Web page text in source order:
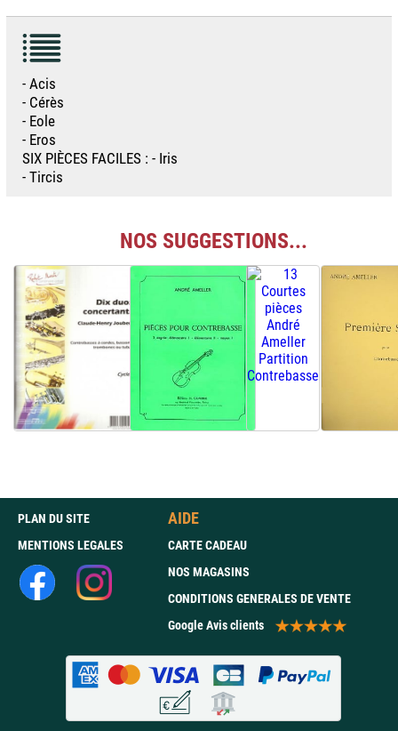
- Acis
- Cérès
- Eole
- Eros
SIX PIÈCES FACILES : - Iris
- Tircis
NOS SUGGESTIONS...
PLAN DU SITE
MENTIONS LEGALES
AIDE
CARTE CADEAU
NOS MAGASINS
CONDITIONS GENERALES DE VENTE
Google Avis clients